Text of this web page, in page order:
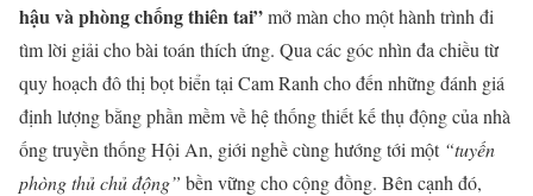
hậu và phòng chống thiên tai”mở màn cho một hành trình đi
tìm lời giải cho bài toán thích ứng. Qua các góc nhìn đa chiều từ
quy hoạch đô thị bọt biển tại Cam Ranh cho đến những đánh giá
định lượng bằng phần mềm về hệ thống thiết kế thụ động của nhà
ống truyền thống Hội An, giới nghề cùng hướng tới một “tuyến
phòng thủ chủ động” bền vững cho cộng đồng. Bên cạnh đó,